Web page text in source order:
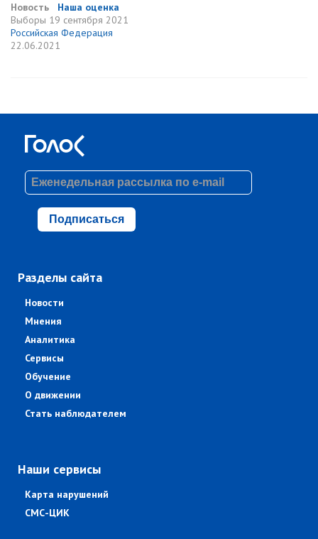
Новость
Наша оценка
Выборы 19 сентября 2021
Российская Федерация
22.06.2021
Подписаться
Разделы сайта
Новости
Мнения
Аналитика
Сервисы
Обучение
О движении
Стать наблюдателем
Наши сервисы
Карта нарушений
СМС-ЦИК